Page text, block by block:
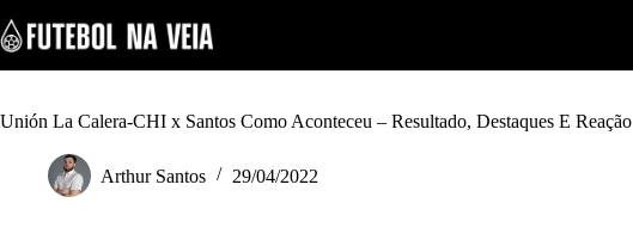
k
i
p
oUnión La Calera-CHI x Santos Como Aconteceu – Resultado, Destaques E Reação
Arthur Santos 29/04/2022